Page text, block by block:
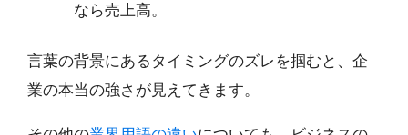
なら売上高。
言葉の背景にあるタイミングのズレを掴むと、企
業の本当の強さが見えてきます。